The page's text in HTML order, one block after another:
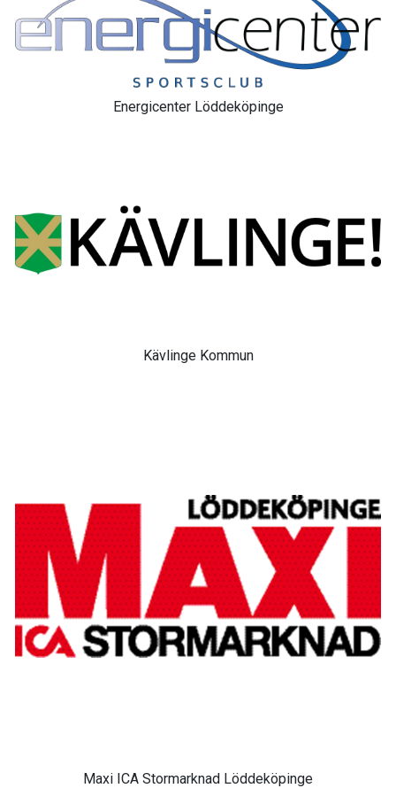
Energicenter Löddeköpinge
Kävlinge Kommun
Maxi ICA Stormarknad Löddeköpinge